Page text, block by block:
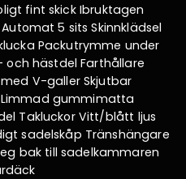
fint skick Ibruktagen
5 sits Skinnklädsel
Packutrymme under
hästdel Farthållare
V-galler Skjutbar
gummimatta
Takluckor Vitt/blått ljus
sadelskåp Tränshängare
bak till sadelkammaren